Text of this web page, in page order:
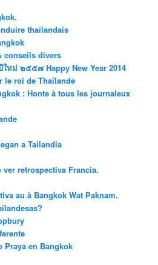
thaïlandais
conseils divers
ใหม่ ๒๕๕๗ Happy New Year 2014
le roi de Thaïlande
: Honte à tous les journaleux
a Tailandia
retrospectiva Francia.
au à Bangkok Wat Paknam.
Praya en Bangkok